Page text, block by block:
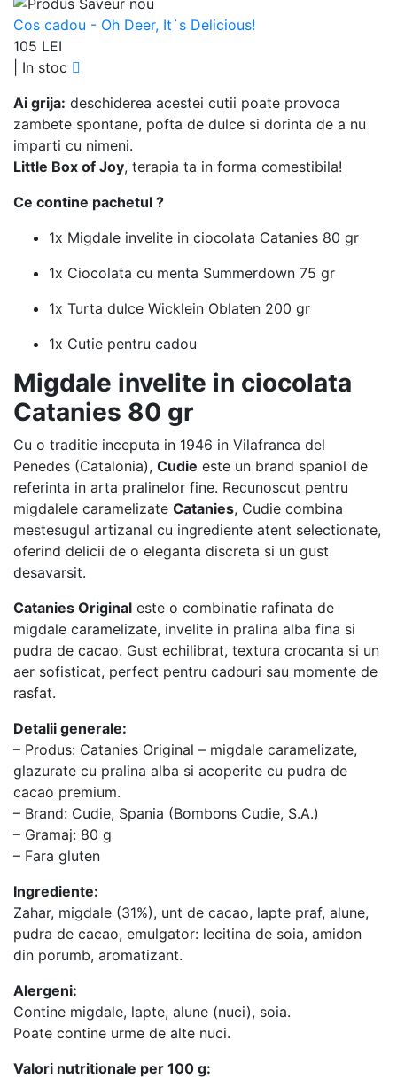
Cos cadou - Oh Deer, It`s Delicious!
105 LEI
In stoc
Ai grija: deschiderea acestei cutii poate provoca
zambete spontane, pofta de dulce si dorinta de a nu
imparti cu nimeni.
Little Box of Joy, terapia ta in forma comestibila!
Ce contine pachetul ?
1x Migdale invelite in ciocolata Catanies 80 gr
1x Ciocolata cu menta Summerdown 75 gr
1x Turta dulce Wicklein Oblaten 200 gr
1x Cutie pentru cadou
Migdale invelite in ciocolata
Catanies 80 gr
Cu o traditie inceputa in 1946 in Vilafranca del
Penedes (Catalonia), Cudie este un brand spaniol de
referinta in arta pralinelor fine. Recunoscut pentru
migdalele caramelizate Catanies, Cudie combina
mestesugul artizanal cu ingrediente atent selectionate,
oferind delicii de o eleganta discreta si un gust
desavarsit.
Catanies Original este o combinatie rafinata de
migdale caramelizate, invelite in pralina alba fina si
pudra de cacao. Gust echilibrat, textura crocanta si un
aer sofisticat, perfect pentru cadouri sau momente de
rasfat.
Detalii generale:
– Produs: Catanies Original – migdale caramelizate,
glazurate cu pralina alba si acoperite cu pudra de
cacao premium.
– Brand: Cudie, Spania (Bombons Cudie, S.A.)
– Gramaj: 80 g
– Fara gluten
Ingrediente:
Zahar, migdale (31%), unt de cacao, lapte praf, alune,
pudra de cacao, emulgator: lecitina de soia, amidon
din porumb, aromatizant.
Alergeni:
Contine migdale, lapte, alune (nuci), soia.
Poate contine urme de alte nuci.
Valori nutritionale per 100 g: